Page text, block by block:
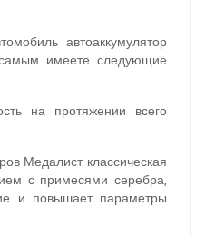
автоаккумулятор
имеете следующие
на протяжении всего
Медалист классическая
с примесями серебра,
и повышает параметры